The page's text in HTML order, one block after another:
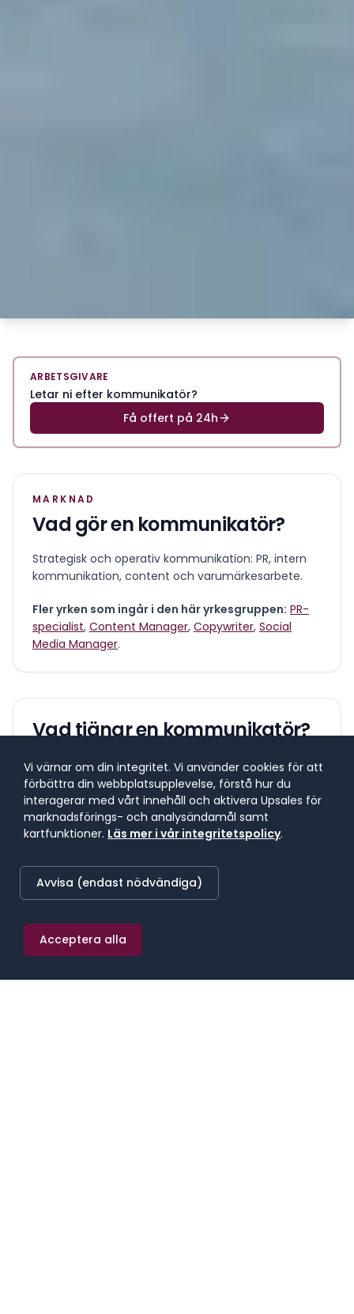
ARBETSGIVARE
Letar ni efter kommunikatör?
Få offert på 24h
MARKNAD
Vad gör en kommunikatör?
Strategisk och operativ kommunikation: PR, intern
kommunikation, content och varumärkesarbete.
Fler yrken som ingår i den här yrkesgruppen: PR-
specialist, Content Manager, Copywriter, Social
Media Manager.
Vad tjänar enkommunikatör?
Lönespann för yrkesgruppen
Lönespannet visar 25:e till 75:e percentilen, där 50 %
av lönerna i yrket ligger. 25 % tjänar mindre, 25 %
tjänar mer. Median markerar mittpunkten.
SNITTLÖN ( 2025) · MEDIAN
46 000 kr/mån
≈267 kr/h· 552 000 kr/år
Vi värnar om din integritet. Vi använder cookies för att
förbättra din webbplatsupplevelse, förstå hur du
interagerar med vårt innehåll och aktivera Upsales för
marknadsförings- och analysändamål samt
kartfunktioner. Läs mer i vår integritetspolicy.
Avvisa (endast nödvändiga)
Acceptera alla